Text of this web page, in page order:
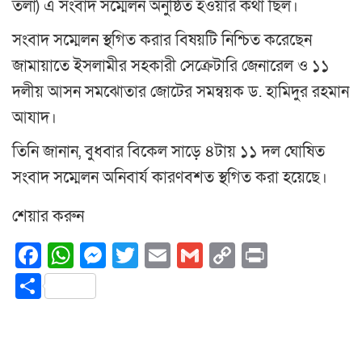
তলা) এ সংবাদ সম্মেলন অনুষ্ঠিত হওয়ার কথা ছিল।
সংবাদ সম্মেলন স্থগিত করার বিষয়টি নিশ্চিত করেছেন
জামায়াতে ইসলামীর সহকারী সেক্রেটারি জেনারেল ও ১১
দলীয় আসন সমঝোতার জোটের সমন্বয়ক ড. হামিদুর রহমান
আযাদ।
তিনি জানান, বুধবার বিকেল সাড়ে ৪টায় ১১ দল ঘোষিত
সংবাদ সম্মেলন অনিবার্য কারণবশত স্থগিত করা হয়েছে।
শেয়ার করুন
Facebook
WhatsApp
Messenger
Twitter
EmailGmail
Copy
Share